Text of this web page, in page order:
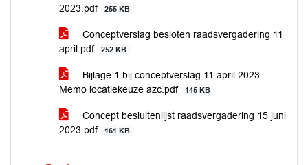
2023.pdf
255 KB
Conceptverslag besloten raadsvergadering 11
april.pdf
252 KB
Bijlage 1 bij conceptverslag 11 april 2023
Memo locatiekeuze azc.pdf
145 KB
Concept besluitenlijst raadsvergadering 15 juni
2023.pdf
161 KB